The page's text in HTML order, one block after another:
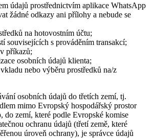
údajů prostřednictvím aplikace WhatsApp
žádné odkazy ani přílohy a nebude se
na hotovostním účtu;
souvisejících s prováděním transakcí;
příkazů;
osobních údajů klienta;
nebo výběru prostředků na/z
osobních údajů do třetích zemí, tj.
mimo Evropský hospodářský prostor
do zemí, které podle Evropské komise
ochranu údajů (třetí země, které
úroveň ochrany), je správce údajů